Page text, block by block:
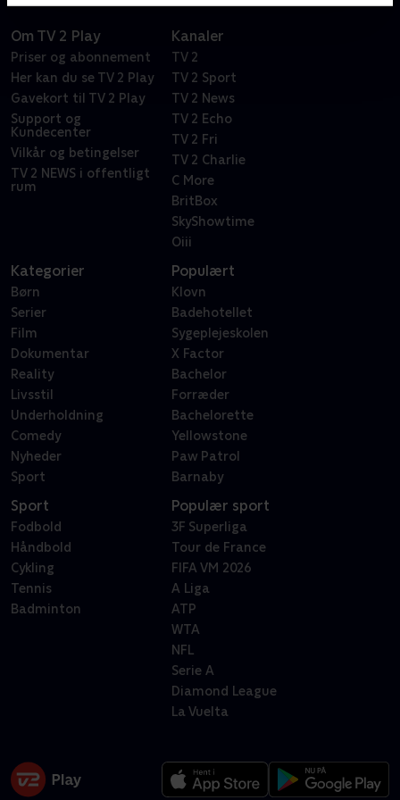
Om TV 2 Play
Priser og abonnement
Her kan du se TV 2 Play
Gavekort til TV 2 Play
Support og
Kundecenter
Vilkår og betingelser
TV 2 NEWS i offentligt
rum
Kanaler
TV 2
TV 2 Sport
TV 2 News
TV 2 Echo
TV 2 Fri
TV 2 Charlie
C More
BritBox
SkyShowtime
Oiii
Kategorier
Børn
Serier
Film
Dokumentar
Reality
Livsstil
Underholdning
Comedy
Nyheder
Sport
Populært
Klovn
Badehotellet
Sygeplejeskolen
X Factor
Bachelor
Forræder
Bachelorette
Yellowstone
Paw Patrol
Barnaby
Sport
Fodbold
Håndbold
Cykling
Tennis
Badminton
Populær sport
3F Superliga
Tour de France
FIFA VM 2026
A Liga
ATP
WTA
NFL
Serie A
Diamond League
La Vuelta